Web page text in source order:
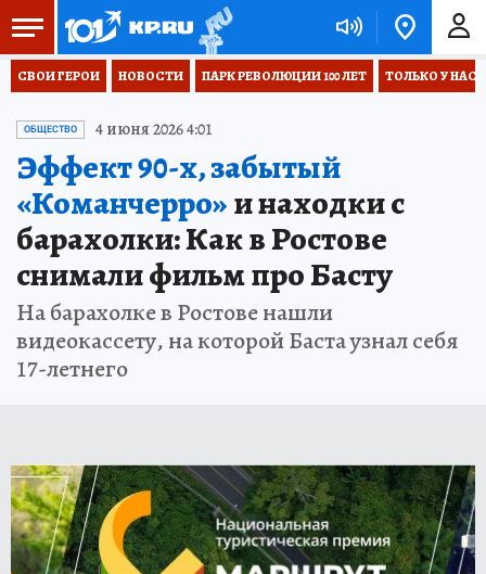
СВОИ ГЕРОИ НОВОСТИ ПАРК РЕВОЛЮЦИИ 100 ЛЕТ ТОЛЬКО У НАС
ОБЩЕСТВО 4 июня 2026 4:01
Эффект 90-х, забытый
«Команчерро»и находки с
барахолки: Как в Ростове
снимали фильм про Басту
На барахолке в Ростове нашли
видеокассету, на которой Баста узнал себя
17-летнего